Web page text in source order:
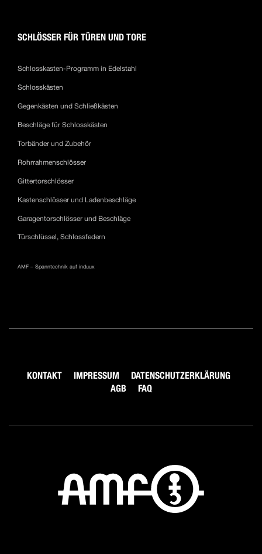
SCHLÖSSER FÜR TÜREN UND TORE
Schlosskasten-Programm in Edelstahl
Schlosskästen
Gegenkästen und Schließkästen
Beschläge für Schlosskästen
Torbänder und Zubehör
Rohrrahmenschlösser
Gittertorschlösser
Kastenschlösser und Ladenbeschläge
Garagentorschlösser und Beschläge
Türschlüssel, Schlossfedern
AMF – Spanntechnik auf induux
KONTAKT IMPRESSUM
DATENSCHUTZERKLÄRUNG
AGB
FAQ